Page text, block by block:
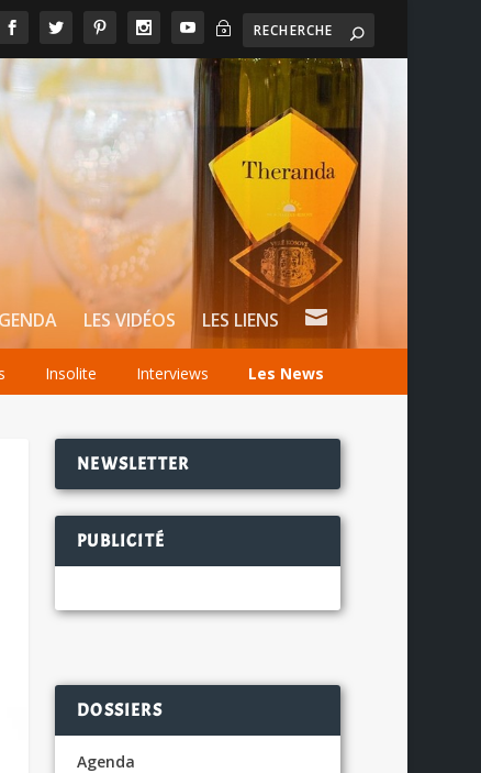
~
LES VIDÉOS LES LIENS 
Insolite Interviews Les News
NEWSLETTER
PUBLICITÉ
DOSSIERS
Agenda